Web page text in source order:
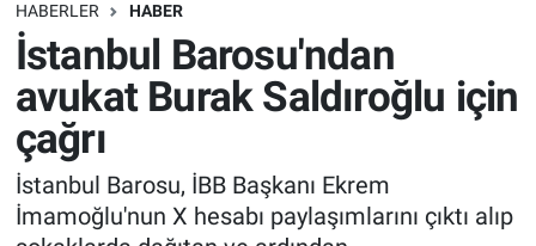
HABERLER HABER
İstanbul Barosu'ndan
avukat Burak Saldıroğlu için
çağrı
İstanbul Barosu, İBB Başkanı Ekrem
İmamoğlu'nun X hesabı paylaşımlarını çıktı alıp
Bilim turu
Bilim ve Teknoloji Evreni
Doğa Konuşuyor
Dünya
Dünya
Teknoloji
Sağlık
Spor
Trafik Durumu
Süper Lig Puan Durumu ve Fikstür
Tüm Manşetler
Son Dakika Haberleri